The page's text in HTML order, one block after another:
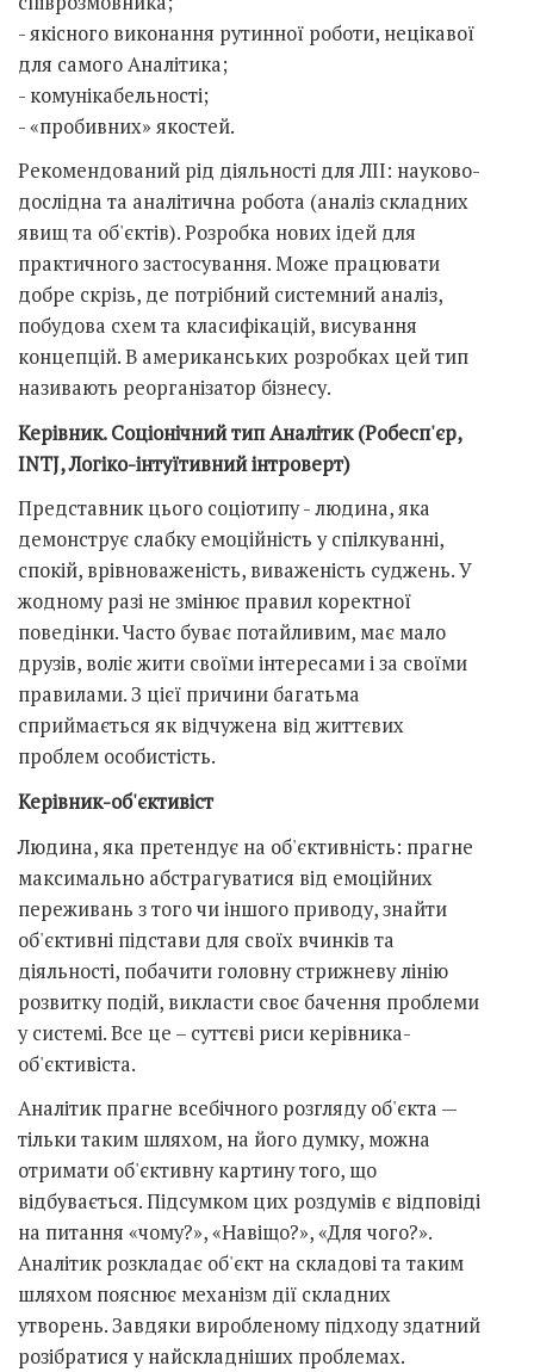
- якісного виконання рутинної роботи, нецікавої
для самого Аналітика;
- комунікабельності;
- «пробивних» якостей.
Рекомендований рід діяльності для ЛІІ: науково-
дослідна та аналітична робота (аналіз складних
явищ та об'єктів). Розробка нових ідей для
практичного застосування. Може працювати
добре скрізь, де потрібний системний аналіз,
побудова схем та класифікацій, висування
концепцій. В американських розробках цей тип
називають реорганізатор бізнесу.
Керівник. Соціонічний тип Аналітик (Робесп'єр,
INTJ, Логіко-інтуїтивний інтроверт)
Представник цього соціотипу - людина, яка
демонструє слабку емоційність у спілкуванні,
спокій, врівноваженість, виваженість суджень. У
жодному разі не змінює правил коректної
поведінки. Часто буває потайливим, має мало
друзів, воліє жити своїми інтересами і за своїми
правилами. З цієї причини багатьма
сприймається як відчужена від життєвих
проблем особистість.
Керівник-об'єктивіст
Людина, яка претендує на об'єктивність: прагне
максимально абстрагуватися від емоційних
переживань з того чи іншого приводу, знайти
об'єктивні підстави для своїх вчинків та
діяльності, побачити головну стрижневу лінію
розвитку подій, викласти своє бачення проблеми
у системі. Все це – суттєві риси керівника-
об'єктивіста.
Аналітик прагне всебічного розгляду об'єкта —
тільки таким шляхом, на його думку, можна
отримати об'єктивну картину того, що
відбувається. Підсумком цих роздумів є відповіді
на питання «чому?», «Навіщо?», «Для чого?».
Аналітик розкладає об'єкт на складові та таким
шляхом пояснює механізм дії складних
утворень. Завдяки виробленому підходу здатний
розібратися у найскладніших проблемах.